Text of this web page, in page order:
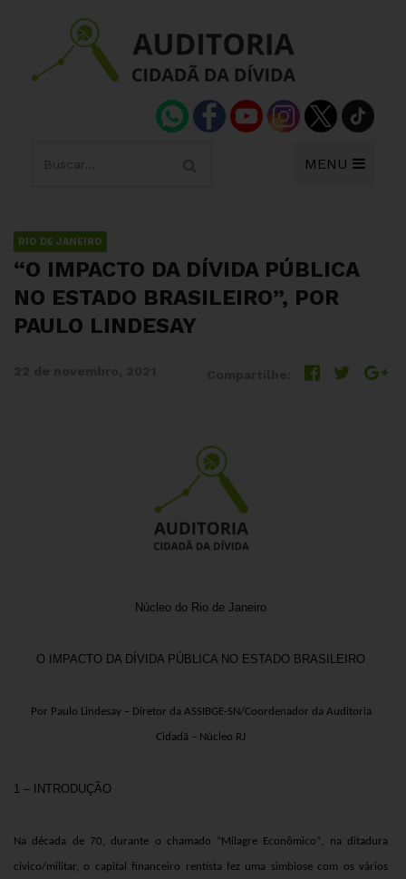
MENU
RIO DE JANEIRO
“O IMPACTO DA DÍVIDA PÚBLICA
NO ESTADO BRASILEIRO”, POR
PAULO LINDESAY
Núcleo do Rio de Janeiro
O IMPACTO DA DÍVIDA PÚBLICA NO ESTADO BRASILEIRO
Por Paulo Lindesay – Diretor da ASSIBGE-SN/Coordenador da Auditoria
Cidadã – Núcleo RJ
1 – INTRODUÇÃO
Na década de 70, durante o chamado “Milagre Econômico”, na ditadura
cívico/militar, o capital financeiro rentista fez uma simbiose com os vários